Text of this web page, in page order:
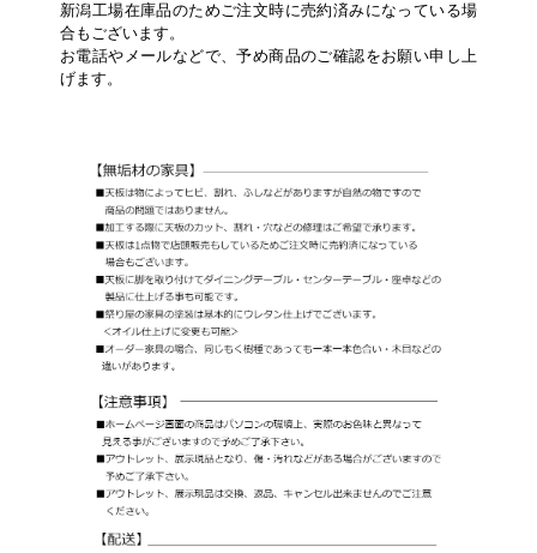
新潟工場在庫品のためご注文時に売約済みになっている場
合もございます。
お電話やメールなどで、予め商品のご確認をお願い申し上
げます。